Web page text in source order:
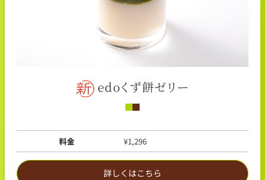
edoくず餅ゼリー
料金 ¥1,296
詳しくはこちら